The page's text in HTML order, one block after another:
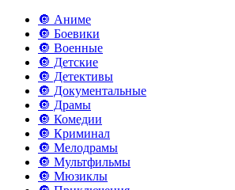
🔘 Аниме
🔘 Боевики
🔘 Военные
🔘 Детские
🔘 Детективы
🔘 Документальные
🔘 Драмы
🔘 Комедии
🔘 Криминал
🔘 Мелодрамы
🔘 Мультфильмы
🔘 Мюзиклы